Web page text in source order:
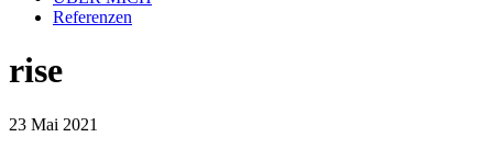
Referenzen
rise
23 Mai 2021